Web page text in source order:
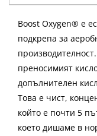
Boost Oxygen® е
подкрепа за
преносимият
допълнителен
Това е чист,
който е почти 5
което дишаме в